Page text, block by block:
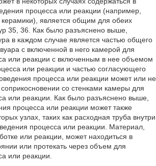
процесса или реакции (например,
керамики), является общим для обеих
35, 36. Как было разъяснено выше,
в каждом случае является частью общего
с включенной в него камерой для
или реакции с включенным в нее объемом
или реакции и частью согласующего
процесса или реакции может или не
со стенками камеры для
или реакции. Как было разъяснено выше,
процесса или реакции может также
узлах, таких как расходная труба внутри
процесса или реакции. Материал,
или реакции, может находиться в
или протекать через объем для
или реакции.